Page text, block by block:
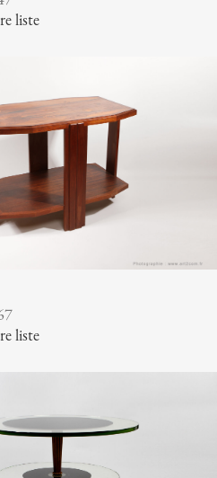
liste
liste